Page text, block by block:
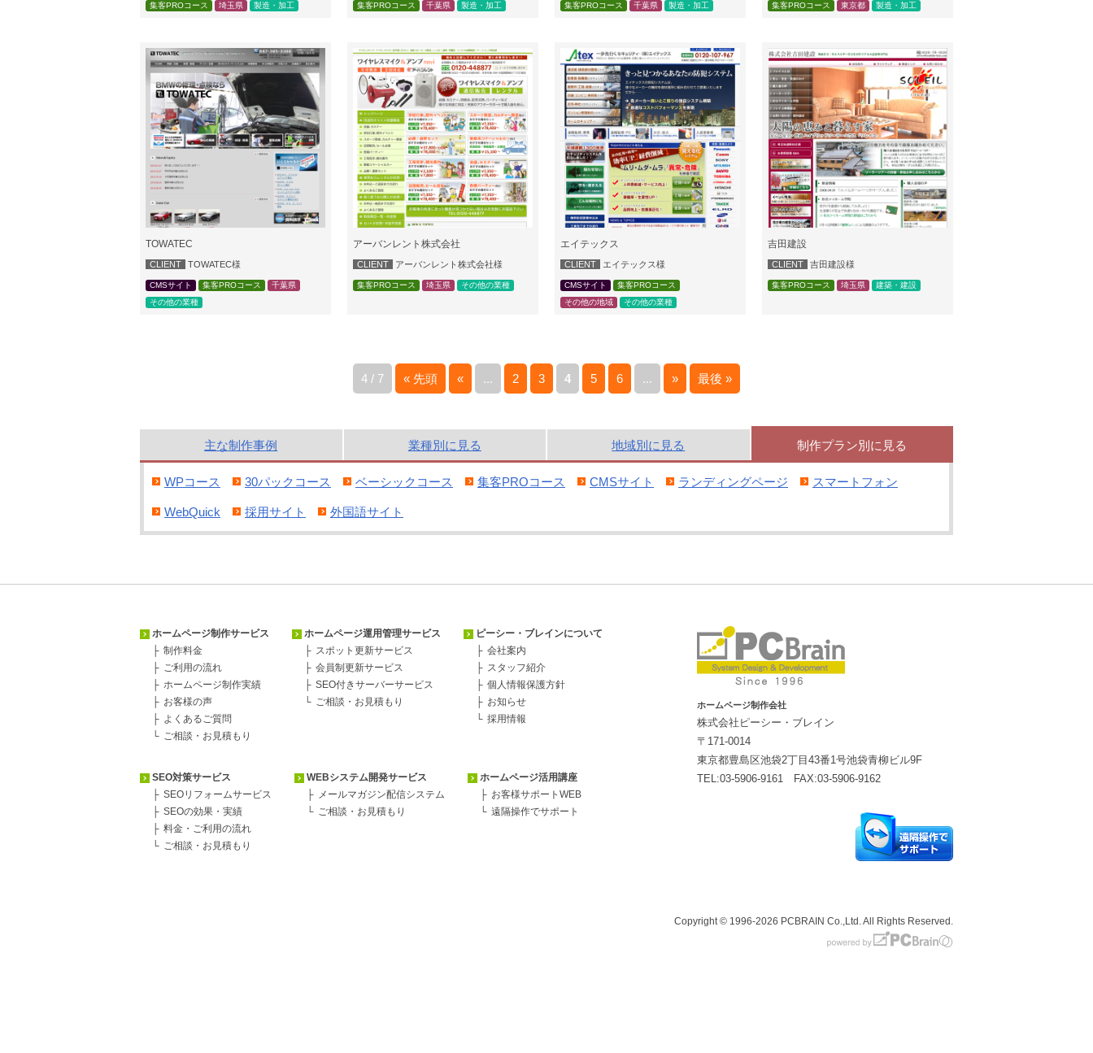
集客PROコース 埼玉県 製造・加工 集客PROコース 千葉県 製造・加工 集客PROコース 千葉県 製造・加工 集客PROコース 東京都 製造・加工
TOWATEC
CLIENT TOWATEC様
CMSサイト 集客PROコース
千葉県
その他の業種
アーバンレント株式会社
CLIENT アーバンレント株式会社様
集客PROコース 埼玉県 その他の業種
エイテックス
CLIENT エイテックス様
CMSサイト
集客PROコース
その他の地域
その他の業種
吉田建設
CLIENT 吉田建設様
集客PROコース 埼玉県 建築・建設
4 / 7 « 先頭 « ... 2 3 4 5 6 ... » 最後 »
主な制作事例 業種別 に見る 地域別 に見る 制作プラン別 に見る
WPコース 30パックコース ベーシックコース 集客PROコース CMSサイト ランディングページ スマートフォン
WebQuick 採用サイト 外国語サイト
ホームページ制作サービス
制作料金
ご利用の流れ
ホームページ制作実績
お客様の声
よくあるご質問
ご相談・お見積もり
ホームページ運用管理サービス
スポット更新サービス
会員制更新サービス
SEO付きサーバーサービス
ご相談・お見積もり
ピーシー・ブレインについて
会社案内
スタッフ紹介
個人情報保護方針
お知らせ
採用情報
SEO対策サービス
SEOリフォームサービス
SEOの効果・実績
料金・ご利用の流れ
ご相談・お見積もり
WEBシステム開発サービス
メールマガジン配信システム
ご相談・お見積もり
ホームページ活用講座
お客様サポートWEB
遠隔操作でサポート
ホームページ制作会社
株式会社ピーシー・ブレイン
〒171-0014
東京都豊島区池袋2丁目43番1号池袋青柳ビル9F
TEL:03-5906-9161 FAX:03-5906-9162
Copyright © 1996-2026 PCBRAIN Co.,Ltd. All Rights Reserved.